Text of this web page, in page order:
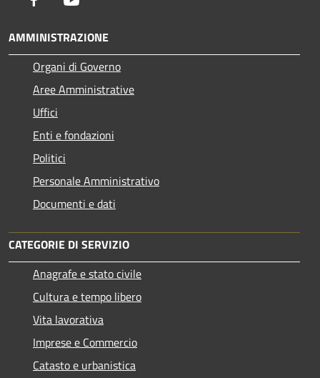
AMMINISTRAZIONE
Organi di Governo
Aree Amministrative
Uffici
Enti e fondazioni
Politici
Personale Amministrativo
Documenti e dati
CATEGORIE DI SERVIZIO
Anagrafe e stato civile
Cultura e tempo libero
Vita lavorativa
Imprese e Commercio
Catasto e urbanistica